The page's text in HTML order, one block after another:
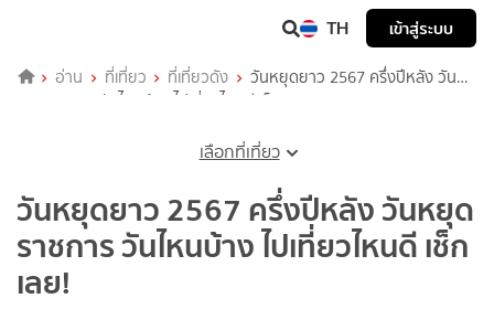
TH เข้าสู่ระบบ
อ่าน ที่เที่ยว ที่เที่ยวดัง
วันหยุดยาว 2567 ครึ่งปีหลัง วัน
หยุดราชการ วันไหนบ้าง ไปเที่ยวไหนดี เช็กเลย!
เลือกที่เที่ยว
วันหยุดยาว 2567 ครึ่งปีหลัง วันหยุด
ราชการ วันไหนบ้าง ไปเที่ยวไหนดี เช็ก
เลย!